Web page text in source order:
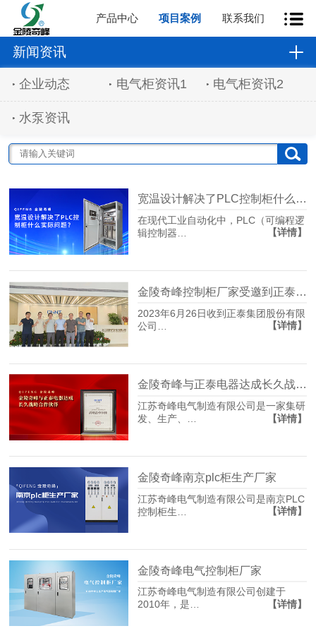
产品中心 项目案例 联系我们
新闻资讯
企业动态 电气柜资讯1 电气柜资讯2
水泵资讯
宽温设计解决了PLC控制柜什么实际问题？
在现代工业自动化中，PLC（可编程逻
辑控制器…
【详情】
金陵奇峰控制柜厂家受邀到正泰企业参观学习
2023年6月26日收到正泰集团股份有限
公司…
【详情】
金陵奇峰与正泰电器达成长久战略合作伙伴
江苏奇峰电气制造有限公司是一家集研
发、生产、…
【详情】
金陵奇峰南京plc柜生产厂家
江苏奇峰电气制造有限公司是南京PLC
控制柜生…
【详情】
金陵奇峰电气控制柜厂家
江苏奇峰电气制造有限公司创建于
2010年，是…
【详情】